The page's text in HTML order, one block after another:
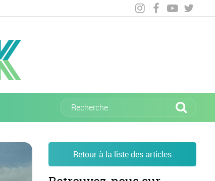
Retour à la liste des articles